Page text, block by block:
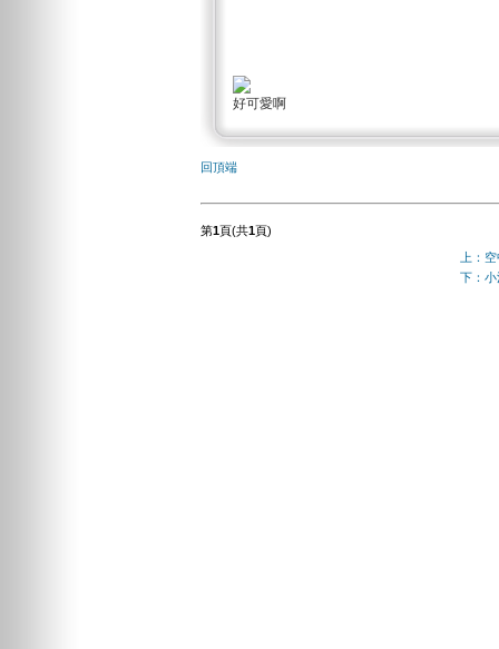
好可愛啊
回頂端
第1頁(共1頁)
上：
下：